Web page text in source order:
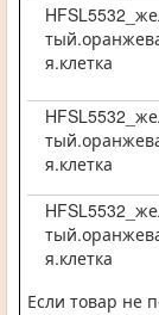
я.клетка
я.клетка
я.клетка
Если товар не